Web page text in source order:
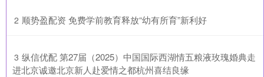
2 ​顺势盈配资 免费学前教育释放“幼有所育”新利好
3 ​纵信优配 第27届（2025）中国国际西湖情五粮液玫瑰婚典走
进北京诚邀北京新人赴爱情之都杭州喜结良缘